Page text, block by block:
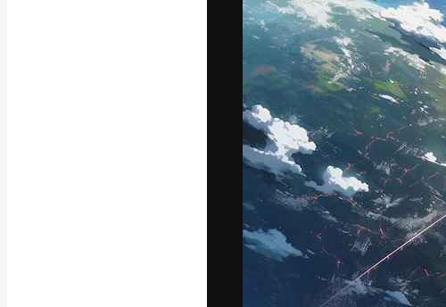
日本語
Copyright © 2010- 2026